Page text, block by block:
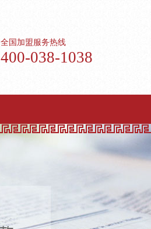
全国加盟服务热线
400-038-1038